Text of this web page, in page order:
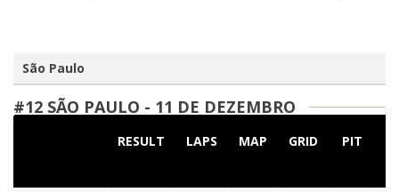
São Paulo
#12 SÃO PAULO - 11 DE DEZEMBRO
RESULT LAPS MAP GRID PIT